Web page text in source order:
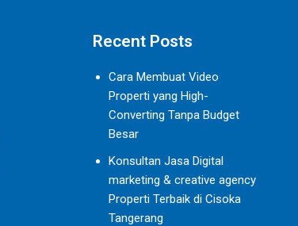
Recent Posts
Cara Membuat Video
Properti yang High-
Converting Tanpa Budget
Besar
Konsultan Jasa Digital
marketing & creative agency
Properti Terbaik di Cisoka
Tangerang